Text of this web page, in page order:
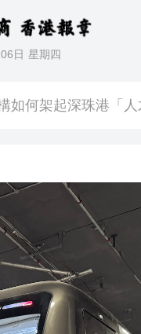
日 星期四
體 皖歙縣現代化路網格局正加速
整
賣股或分拆上市
25% 廣州地鐵新型電氣牽引系統
穗荔灣藉青年藝術家培育計劃 組織青
如何架起深珠港「人